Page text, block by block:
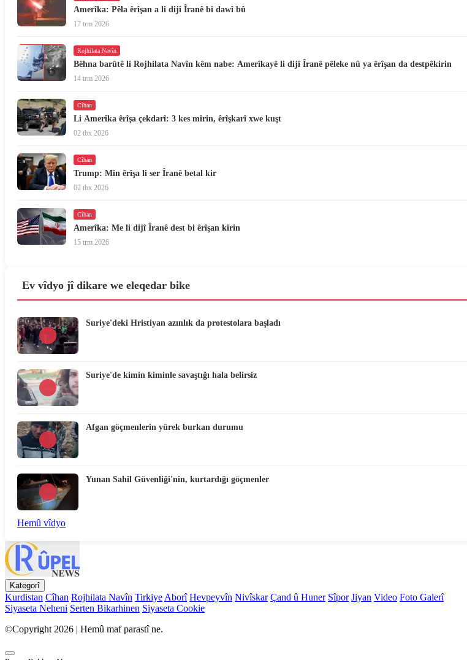
Amerîka: Pêla êrîşan a li dijî Îranê bi dawî bû
17 trm 2026
Rojhilata Navîn
Bêhna barûtê li Rojhilata Navîn kêm nabe: Amerîkayê li dijî Îranê pêleke nû ya êrîşan da destpêkirin
14 trm 2026
Cîhan
Li Amerîka êrîşa çekdarî: 3 kes mirin, êrîşkarî xwe kuşt
02 tbx 2026
Cîhan
Trump: Min êrîşa li ser Îranê betal kir
02 tbx 2026
Cîhan
Amerîka: Me li dijî Îranê dest bi êrîşan kirin
15 trm 2026
Ev vîdyo jî dikare we eleqedar bike
Suriye'deki Hristiyan azınlık da protestolara başladı
Suriye'de kimin kiminle savaştığı hala belirsiz
Afgan göçmenlerin yürek burkan durumu
Yunan Sahil Güvenliği'nin, kurtardığı göçmenler
Hemû vîdyo
Kategorî
Kurdistan Cîhan Rojhilata Navîn Tirkiye Aborî Hevpeyvîn Nivîskar Çand û Huner Sîpor Jiyan Video Foto Galerî
Siyaseta Neheni Serten Bikarhinen Siyaseta Cookie
©Copyright 2026 | Hemû maf parastî ne.